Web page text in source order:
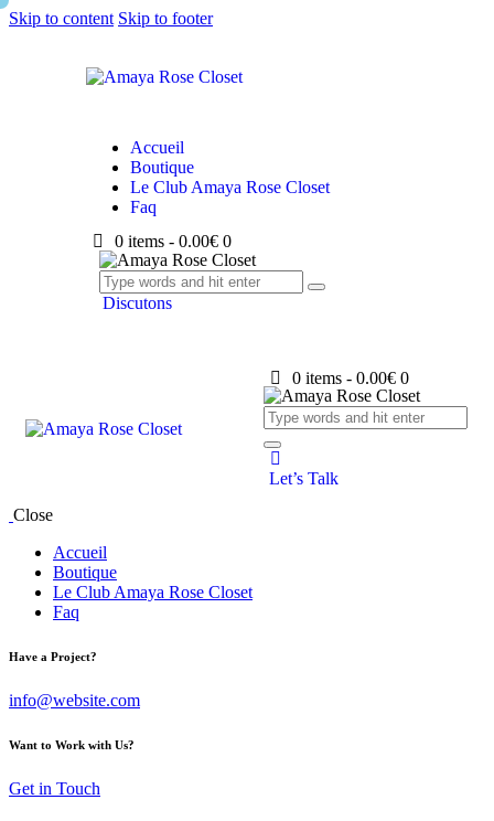
Skip to content Skip to footer
Accueil
Boutique
Le Club Amaya Rose Closet
Faq
0 items - 0.00€ 0
Discutons
0 items - 0.00€ 0
Let’s Talk
Close
Accueil
Boutique
Le Club Amaya Rose Closet
Faq
Have a Project?
info@website.com
Want to Work with Us?
Get in Touch